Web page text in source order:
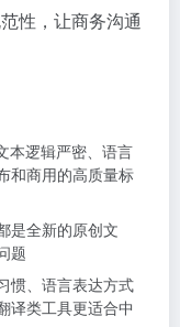
性，让商务沟通
本逻辑严密、语言
和商用的高质量标
是全新的原创文
题
惯、语言表达方式
译类工具更适合中